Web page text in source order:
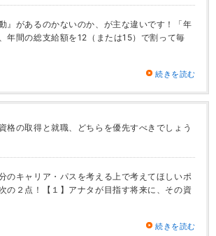
』があるのかないのか、が主な違いです！「年
年間の総支給額を12（または15）で割って毎
続きを読む
格の取得と就職、どちらを優先すべきでしょう
のキャリア・パスを考える上で考えてほしいポ
の２点！【１】アナタが目指す将来に、その資
続きを読む